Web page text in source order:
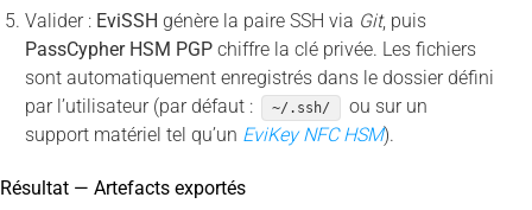
Valider : EviSSH génère la paire SSH via Git, puis
PassCypher HSM PGPchiffre la clé privée. Les fichiers
sont automatiquement enregistrés dans le dossier défini
par l’utilisateur (par défaut :
~/.ssh/
ou sur un
support matériel tel qu’un EviKey NFC HSM).
Résultat — Artefacts exportés